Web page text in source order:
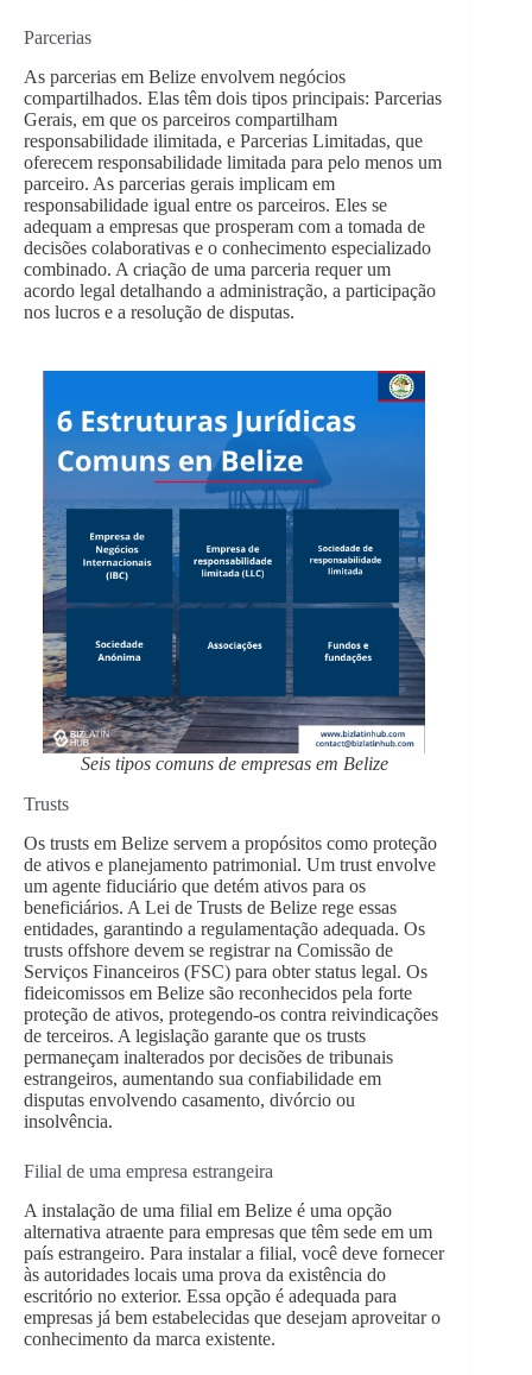
Parcerias
As parcerias em Belize envolvem negócios
compartilhados. Elas têm dois tipos principais: Parcerias
Gerais, em que os parceiros compartilham
responsabilidade ilimitada, e Parcerias Limitadas, que
oferecem responsabilidade limitada para pelo menos um
parceiro. As parcerias gerais implicam em
responsabilidade igual entre os parceiros. Eles se
adequam a empresas que prosperam com a tomada de
decisões colaborativas e o conhecimento especializado
combinado. A criação de uma parceria requer um
acordo legal detalhando a administração, a participação
nos lucros e a resolução de disputas.
Seis tipos comuns de empresas em Belize
Trusts
Os trusts em Belize servem a propósitos como proteção
de ativos e planejamento patrimonial. Um trust envolve
um agente fiduciário que detém ativos para os
beneficiários. A Lei de Trusts de Belize rege essas
entidades, garantindo a regulamentação adequada. Os
trusts offshore devem se registrar na Comissão de
Serviços Financeiros (FSC) para obter status legal. Os
fideicomissos em Belize são reconhecidos pela forte
proteção de ativos, protegendo-os contra reivindicações
de terceiros. A legislação garante que os trusts
permaneçam inalterados por decisões de tribunais
estrangeiros, aumentando sua confiabilidade em
disputas envolvendo casamento, divórcio ou
insolvência.
Filial de uma empresa estrangeira
A instalação de uma filial em Belize é uma opção
alternativa atraente para empresas que têm sede em um
país estrangeiro. Para instalar a filial, você deve fornecer
às autoridades locais uma prova da existência do
escritório no exterior. Essa opção é adequada para
empresas já bem estabelecidas que desejam aproveitar o
conhecimento da marca existente.